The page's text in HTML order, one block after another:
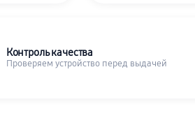
Контроль качества
Проверяем устройство перед выдачей